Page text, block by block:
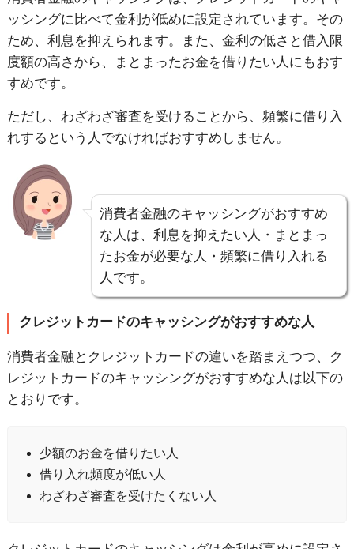
ッシングに比べて金利が低めに設定されています。その
ため、利息を抑えられます。また、金利の低さと借入限
度額の高さから、まとまったお金を借りたい人にもおす
すめです。
ただし、わざわざ審査を受けることから、頻繁に借り入
れするという人でなければおすすめしません。
消費者金融のキャッシングがおすすめ
な人は、利息を抑えたい人・まとまっ
たお金が必要な人・頻繁に借り入れる
人です。
クレジットカードのキャッシングがおすすめな人
消費者金融とクレジットカードの違いを踏まえつつ、ク
レジットカードのキャッシングがおすすめな人は以下の
とおりです。
少額のお金を借りたい人
借り入れ頻度が低い人
わざわざ審査を受けたくない人